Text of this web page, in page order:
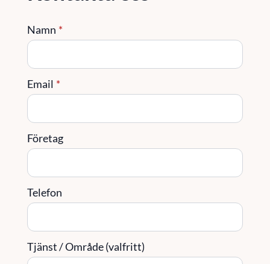
Namn *
Email *
Företag
Telefon
Tjänst / Område (valfritt)